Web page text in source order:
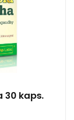
30 kaps.